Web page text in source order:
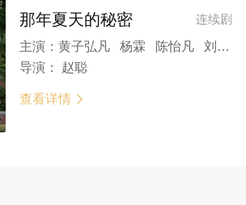
连续剧
那年夏天的秘密
主演： 黄子弘凡 杨霖 陈怡凡 刘柠昊 韩涛
导演：
赵聪
查看详情 